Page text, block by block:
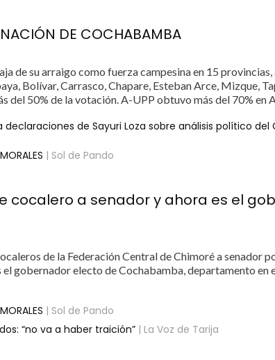
DE COCHABAMBA
de su arraigo como fuerza campesina en 15 provincias,
Bolívar, Carrasco, Chapare, Esteban Arce, Mizque,
del 50% de la votación. A-UPP obtuvo más del 70% en
de Sayuri Loza sobre análisis político del
| Sol de Pando
cocalero a senador y ahora es el
de la Federación Central de Chimoré a senador
gobernador electo de Cochabamba, departamento en
| Sol de Pando
“no va a haber traición” | La Voz de Tarija